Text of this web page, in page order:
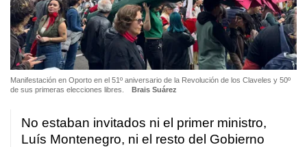
Manifestación en Oporto en el 51º aniversario de la Revolución de los Claveles y 50º
de sus primeras elecciones libres.
Brais Suárez
No estaban invitados ni el primer ministro,
Luís Montenegro, ni el resto del Gobierno